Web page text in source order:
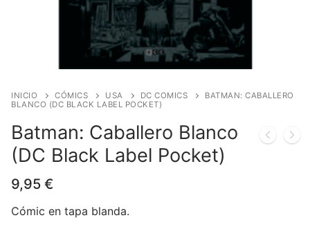
Juegos de cartas
Juegos de dados
Juegos de tablero
Juegos infantiles
Juegos de Rol
Juegos de miniaturas
Cómics
Manga
USA
DC Comics
Marvel Comics
Independiente
Harry Potter
Star Wars
Merchandising
Figuras
Funko POP!
Tazas/Vasos
Bandoleras/Bolsos
Literatura
Liquidaciones
INICIO CÓMICS USA DC COMICS
BATMAN: CABALLERO
BLANCO (DC BLACK LABEL POCKET)
Batman: Caballero Blanco
(DC Black Label Pocket)
9,95 €
Cómic en tapa blanda.